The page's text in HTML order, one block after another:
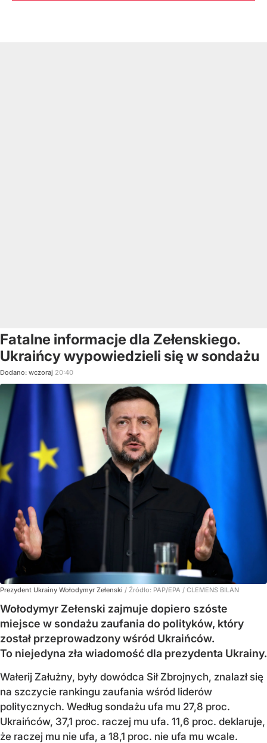
Fatalne informacje dla Zełenskiego.
Ukraińcy wypowiedzieli się w sondażu
Dodano: wczoraj 20:40
Prezydent Ukrainy Wołodymyr Zełenski / Źródło: PAP/EPA / CLEMENS BILAN
Wołodymyr Zełenski zajmuje dopiero szóste
miejsce w sondażu zaufania do polityków, który
został przeprowadzony wśród Ukraińców.
To niejedyna zła wiadomość dla prezydenta Ukrainy.
Wałerij Załużny, były dowódca Sił Zbrojnych, znalazł się
na szczycie rankingu zaufania wśród liderów
politycznych. Według sondażu ufa mu 27,8 proc.
Ukraińców, 37,1 proc. raczej mu ufa. 11,6 proc. deklaruje,
że raczej mu nie ufa, a 18,1 proc. nie ufa mu wcale.